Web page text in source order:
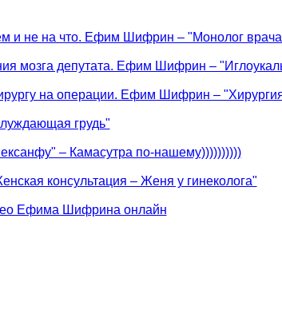
и не на что. Ефим Шифрин – "Монолог
мозга депутата. Ефим Шифрин –
на операции. Ефим Шифрин –
грудь"
– Камасутра по-нашему))))))))))
консультация – Женя у гинеколога"
Ефима Шифрина онлайн